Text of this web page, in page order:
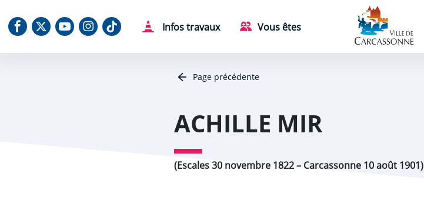
Notre Facebook
Notre X (Twitter)
Notre chaine Youtube
Notre Instagram
Notre TiktokInfos travaux Vous êtes
Page d'accueil
Page précédente
ACHILLE MIR
(Escales 30 novembre 1822 – Carcassonne 10 août 1901)